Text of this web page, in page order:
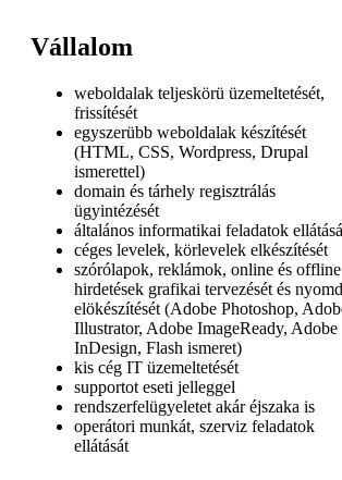
Vállalom
weboldalak teljeskörü üzemeltetését,
frissítését
egyszerübb weboldalak készítését
(HTML, CSS, Wordpress, Drupal
ismerettel)
domain és tárhely regisztrálás
ügyintézését
általános informatikai feladatok
céges levelek, körlevelek elkészítését
szórólapok, reklámok, online és offline
hirdetések grafikai tervezését és
elökészítését (Adobe Photoshop,
Illustrator, Adobe ImageReady, Adobe
InDesign, Flash ismeret)
kis cég IT üzemeltetését
supportot eseti jelleggel
rendszerfelügyeletet akár éjszaka is
operátori munkát, szerviz feladatok
ellátását